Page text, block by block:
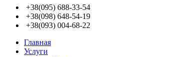
+38(095) 688-33-54
+38(098) 648-54-19
+38(093) 004-68-22
Главная
Услуги